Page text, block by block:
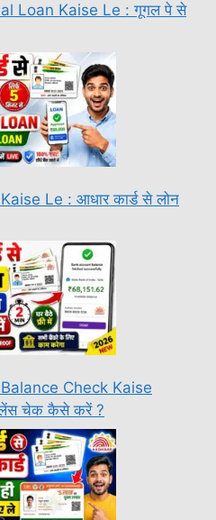
Loan Kaise Le : गूगल पे से
Le : आधार कार्ड से लोन
Check Kaise
चेक कैसे करें ?